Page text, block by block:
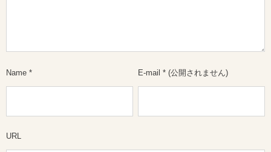
Name * E-mail * (公開されません)
URL